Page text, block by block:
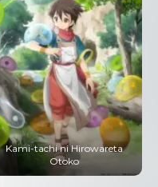
Tokyo Ghoul – Audio Latino